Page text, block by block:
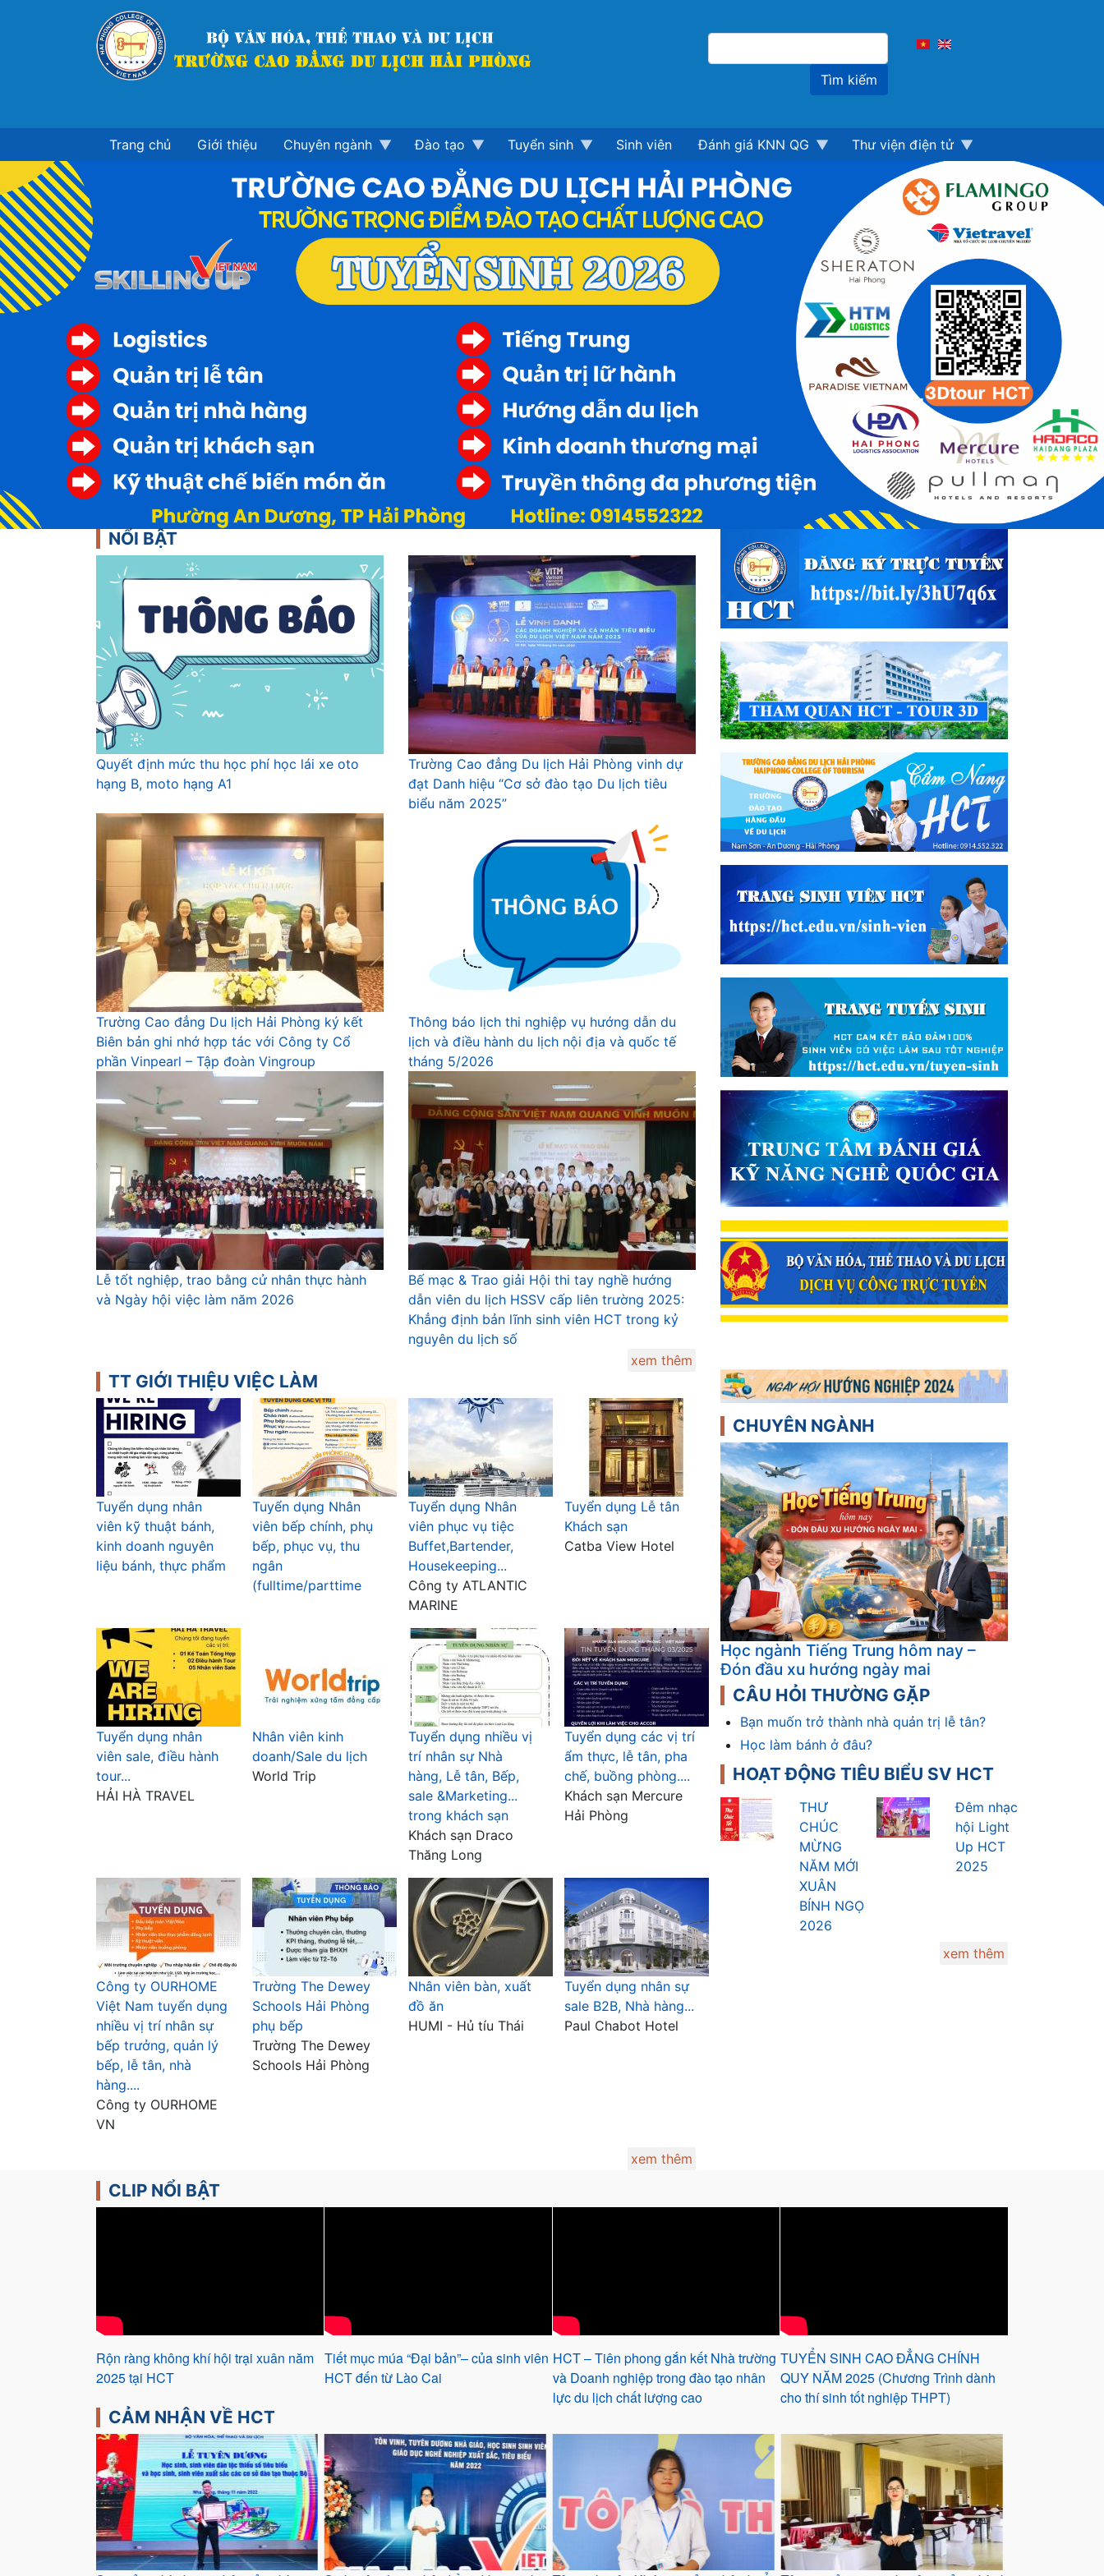
kiếm
Trang chủ Giới thiệu Chuyên ngành Đào tạo Tuyển sinh Sinh viên Đánh giá KNN QG Thư viện điện tử
NỔI BẬT
Quyết định mức thu học phí học lái xe oto
hạng B, moto hạng A1
Trường Cao đẳng Du lịch Hải Phòng vinh dự
đạt Danh hiệu “Cơ sở đào tạo Du lịch tiêu
biểu năm 2025”
Trường Cao đẳng Du lịch Hải Phòng ký kết
Biên bản ghi nhớ hợp tác với Công ty Cổ
phần Vinpearl – Tập đoàn Vingroup
Thông báo lịch thi nghiệp vụ hướng dẫn du
lịch và điều hành du lịch nội địa và quốc tế
tháng 5/2026
Lễ tốt nghiệp, trao bằng cử nhân thực hành
và Ngày hội việc làm năm 2026
Bế mạc & Trao giải Hội thi tay nghề hướng
dẫn viên du lịch HSSV cấp liên trường 2025:
Khẳng định bản lĩnh sinh viên HCT trong kỷ
nguyên du lịch số
xem thêm
TT GIỚI THIỆU VIỆC LÀM
Tuyển dụng nhân
viên kỹ thuật bánh,
kinh doanh nguyên
liệu bánh, thực phẩm
Tuyển dụng Nhân
viên bếp chính, phụ
bếp, phục vụ, thu
ngân
(fulltime/parttime
Tuyển dụng Nhân
viên phục vụ tiệc
Buffet,Bartender,
Housekeeping...
Công ty ATLANTIC
MARINE
Tuyển dụng Lễ tân
Khách sạn
Catba View Hotel
Tuyển dụng nhân
viên sale, điều hành
tour...
HẢI HÀ TRAVEL
Nhân viên kinh
doanh/Sale du lịch
World Trip
Tuyển dụng nhiều vị
trí nhân sự Nhà
hàng, Lễ tân, Bếp,
sale &Marketing...
trong khách sạn
Khách sạn Draco
Thăng Long
Tuyển dụng các vị trí
ẩm thực, lễ tân, pha
chế, buồng phòng....
Khách sạn Mercure
Hải Phòng
Công ty OURHOME
Việt Nam tuyển dụng
nhiều vị trí nhân sự
bếp trưởng, quản lý
bếp, lễ tân, nhà
hàng....
Công ty OURHOME
VN
Trường The Dewey
Schools Hải Phòng
phụ bếp
Trường The Dewey
Schools Hải Phòng
Nhân viên bàn, xuất
đồ ăn
HUMI - Hủ tíu Thái
Tuyển dụng nhân sự
sale B2B, Nhà hàng...
Paul Chabot Hotel
xem thêm
CHUYÊN NGÀNH
Kinh doanh thương mại
CÂU HỎI THƯỜNG GẶP
Bạn muốn trở thành nhà quản trị lễ tân?
Học làm bánh ở đâu?
HOẠT ĐỘNG TIÊU BIỂU SV HCT
THƯ
CHÚC
MỪNG
NĂM MỚI
XUÂN
BÍNH NGỌ
2026
hội Light
Up HCT
2025
CLIP NỔI BẬT
Rộn ràng không khí hội trại xuân năm
2025 tại HCT
Tiết mục múa “Đại bản”– của sinh viên
HCT đến từ Lào Cai
HCT – Tiên phong gắn kết Nhà trường
và Doanh nghiệp trong đào tạo nhân
lực du lịch chất lượng cao
TUYỂN SINH CAO ĐẲNG CHÍNH
QUY NĂM 2025 (Chương Trình dành
cho thí sinh tốt nghiệp THPT)
CẢM NHẬN VỀ HCT